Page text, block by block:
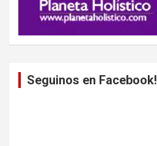
Seguinos en Facebook!